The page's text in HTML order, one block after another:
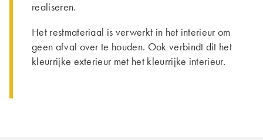
realiseren.
Het restmateriaal is verwerkt in het interieur om
geen afval over te houden. Ook verbindt dit het
kleurrijke exterieur met het kleurrijke interieur.